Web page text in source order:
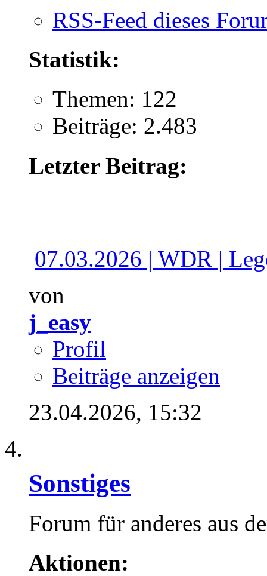
RSS-Feed dieses
Statistik:
Themen: 122
Beiträge: 2.483
Letzter Beitrag:
07.03.2026 | WDR |
von
j_easy
Profil
Beiträge anzeigen
23.04.2026, 15:32
Sonstiges
Forum für anderes aus
Aktionen: